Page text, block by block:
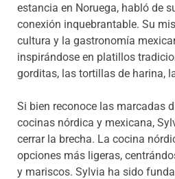
estancia en Noruega, habló de
conexión inquebrantable. Su
cultura y la gastronomía
inspirándose en platillos
gorditas, las tortillas de harina,
Si bien reconoce las marcadas
cocinas nórdica y mexicana,
cerrar la brecha. La cocina
opciones más ligeras,
y mariscos. Sylvia ha sido